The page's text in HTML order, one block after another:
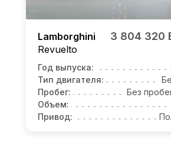
Lamborghini
Revuelto
3 804 320
Год выпуска:
Тип двигателя:
Пробег:
Без
Объем:
Привод: